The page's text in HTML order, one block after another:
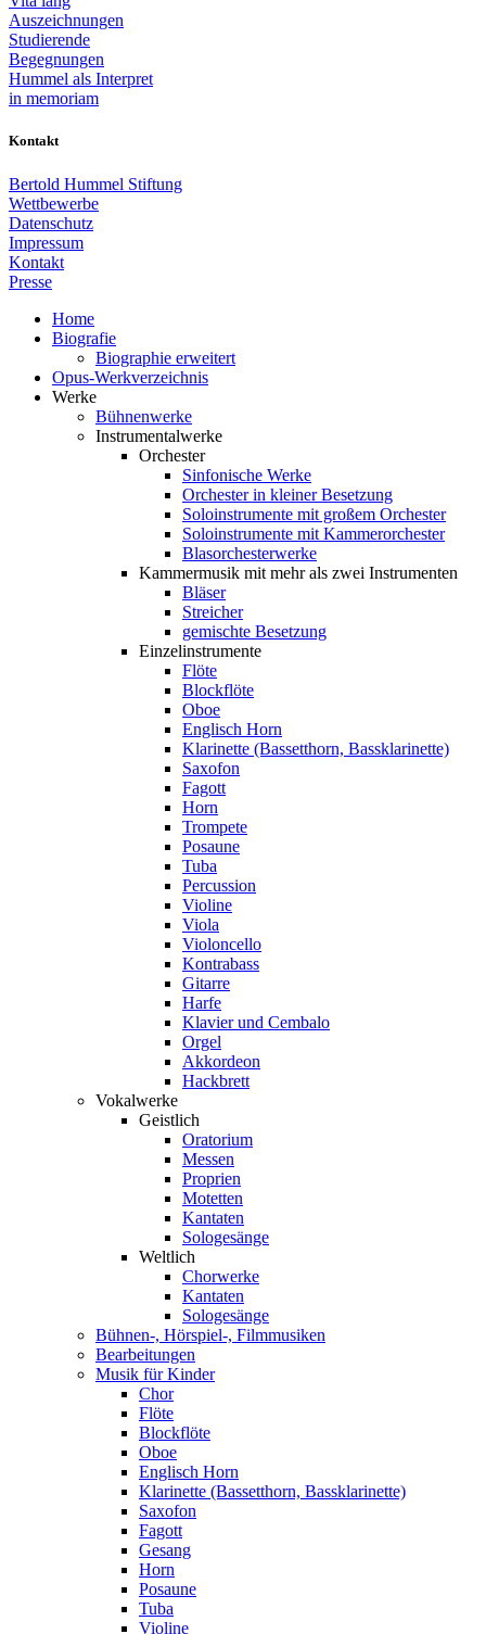
Auszeichnungen
Studierende
Begegnungen
Hummel als Interpret
in memoriam
Kontakt
Bertold Hummel Stiftung
Wettbewerbe
Datenschutz
Impressum
Kontakt
Presse
Home
Biografie
Biographie erweitert
Opus-Werkverzeichnis
Werke
Bühnenwerke
Instrumentalwerke
Orchester
Sinfonische Werke
Orchester in kleiner Besetzung
Soloinstrumente mit großem Orchester
Soloinstrumente mit Kammerorchester
Blasorchesterwerke
Kammermusik mit mehr als zwei Instrumenten
Bläser
Streicher
gemischte Besetzung
Einzelinstrumente
Flöte
Blockflöte
Oboe
Englisch Horn
Klarinette (Bassetthorn, Bassklarinette)
Saxofon
Fagott
Horn
Trompete
Posaune
Tuba
Percussion
Violine
Viola
Violoncello
Kontrabass
Gitarre
Harfe
Klavier und Cembalo
Orgel
Akkordeon
Hackbrett
Vokalwerke
Geistlich
Oratorium
Messen
Proprien
Motetten
Kantaten
Sologesänge
Weltlich
Chorwerke
Kantaten
Sologesänge
Bühnen-, Hörspiel-, Filmmusiken
Bearbeitungen
Musik für Kinder
Chor
Flöte
Blockflöte
Oboe
Englisch Horn
Klarinette (Bassetthorn, Bassklarinette)
Saxofon
Fagott
Gesang
Horn
Posaune
Tuba
Violine